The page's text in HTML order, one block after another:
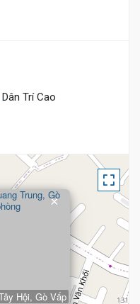
Dân Trí Cao
Hội, Gò Vấp
×